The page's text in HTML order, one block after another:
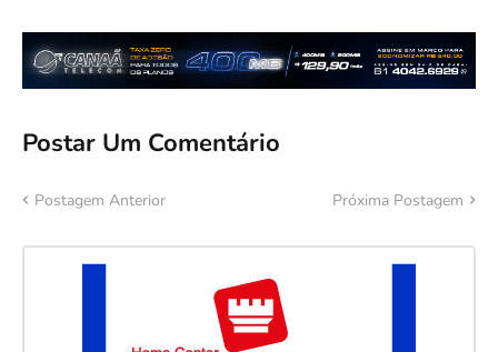
Postar Um Comentário
Postagem Anterior Próxima Postagem